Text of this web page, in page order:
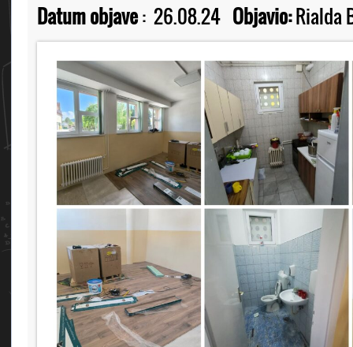
Datum objave: 26.08.24 Objavio:Rialda